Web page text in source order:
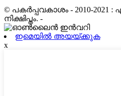
© പകർപ്പവകാശം - 2010-
നിക്ഷിപ്തം. -
ഇമെയിൽ അയയ്ക്കുക
x